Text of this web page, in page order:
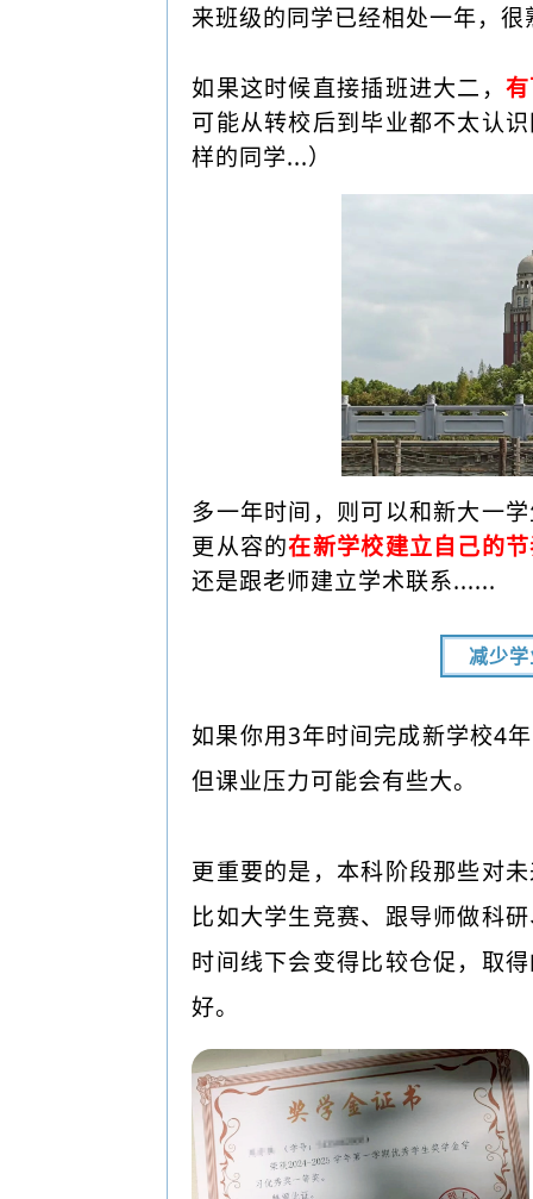
来班级的同学已经相处一年，很
如果这时候直接插班进大二，
可能从转校后到毕业都不太认
样的同学...）
多一年时间，则可以和新大一
更从容的在新学校建立自己的
还是跟老师建立学术联系......
减少
如果你用3年时间完成新学校4
但课业压力可能会有些大。
更重要的是，本科阶段那些对
比如大学生竞赛、跟导师做科
时间线下会变得比较仓促，取
好。